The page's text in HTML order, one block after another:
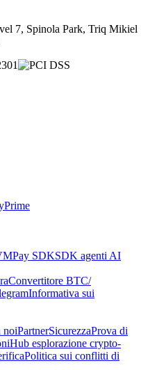
7, Spinola Park, Triq Mikiel
Prime
Pay SDKSDK agenti AI
Convertitore BTC/
Informativa sui
noiPartnerSicurezzaProva di
Hub esplorazione crypto-
Politica sui conflitti di